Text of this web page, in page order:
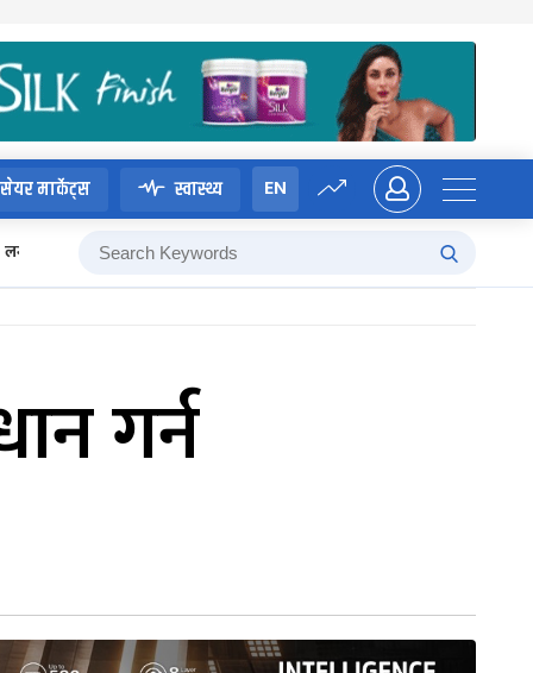
सेयर मार्केट्स स्वास्थ्य EN
लगानी बोर्ड
गर्न